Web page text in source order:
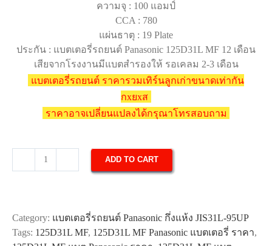
ความจุ : 100 แอมป์
CCA : 780
แผ่นธาตุ : 19 Plate
ประกัน : แบตเตอรี่รถยนต์ Panasonic 125D31L MF 12 เดือน
เสียจากโรงงานมีแบตสำรองให้ รอเคลม 2-3 เดือน
แบตเตอรี่รถยนต์ ราคารวมเทิร์นลูกเก่าขนาดเท่ากัน
กxยxส
ราคาอาจเปลี่ยนแปลงได้กรุณาโทรสอบถาม
MF
quantity
ADD TO CART
Category: แบตเตอรี่รถยนต์ Panasonic กึ่งแห้ง JIS31L-95UP
Tags: 125D31L MF, 125D31L MF Panasonic แบตเตอรี่ ราคา,